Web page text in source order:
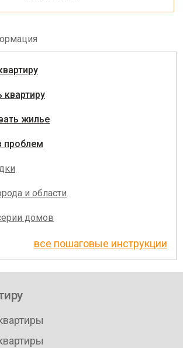
квартиру
жилье
проблем
и области
домов
все пошаговые инструкции